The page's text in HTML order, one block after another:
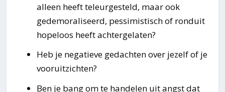
alleen heeft teleurgesteld, maar ook
gedemoraliseerd, pessimistisch of ronduit
hopeloos heeft achtergelaten?
Heb je negatieve gedachten over jezelf of je
vooruitzichten?
Ben je bang om te handelen uit angst dat